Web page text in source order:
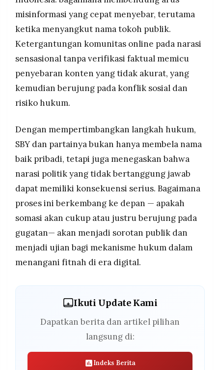
misinformasi yang cepat menyebar, terutama
ketika menyangkut nama tokoh publik.
Ketergantungan komunitas online pada narasi
sensasional tanpa verifikasi faktual memicu
penyebaran konten yang tidak akurat, yang
kemudian berujung pada konflik sosial dan
risiko hukum.
Dengan mempertimbangkan langkah hukum,
SBY dan partainya bukan hanya membela nama
baik pribadi, tetapi juga menegaskan bahwa
narasi politik yang tidak bertanggung jawab
dapat memiliki konsekuensi serius. Bagaimana
proses ini berkembang ke depan — apakah
somasi akan cukup atau justru berujung pada
gugatan— akan menjadi sorotan publik dan
menjadi ujian bagi mekanisme hukum dalam
menangani fitnah di era digital.
Ikuti Update Kami
Dapatkan berita dan artikel pilihan
langsung di:
Indeks Berita